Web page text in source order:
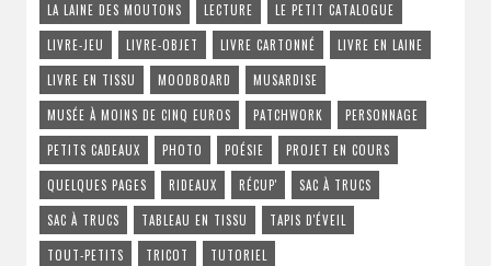
LA LAINE DES MOUTONS
LECTURE
LE PETIT CATALOGUE
LIVRE-JEU
LIVRE-OBJET LIVRE CARTONNÉ
LIVRE EN LAINE
LIVRE EN TISSU
MOODBOARD
MUSARDISE
MUSÉE À MOINS DE CINQ EUROS
PATCHWORK
PERSONNAGE
PETITS CADEAUX
PHOTO POÉSIE
PROJET EN COURS
QUELQUES PAGES
RIDEAUX RÉCUP'
SAC À TRUCS
SAC À TRUCS
TABLEAU EN TISSU
TAPIS D'ÉVEIL
TOUT-PETITS
TRICOT TUTORIEL